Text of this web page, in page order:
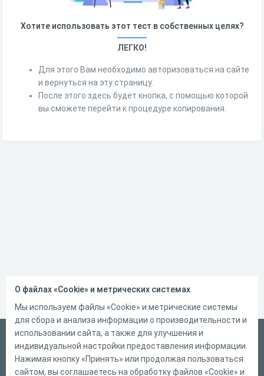
Хотите использовать этот тест в собственных целях?
ЛЕГКО!
Для этого Вам необходимо авторизоваться на сайте
и вернуться на эту страницу.
После этого здесь будет кнопка, с помощью которой
вы сможете перейти к процедуре копирования.
Русский
Справка
О файлах «Cookie» и метрических системах
Мы используем файлы «Cookie» и метрические системы
для сбора и анализа информации о производительности и
использовании сайта, а также для улучшения и
индивидуальной настройки предоставления информации.
Нажимая кнопку «Принять» или продолжая пользоваться
сайтом, вы соглашаетесь на обработку файлов «Cookie» и